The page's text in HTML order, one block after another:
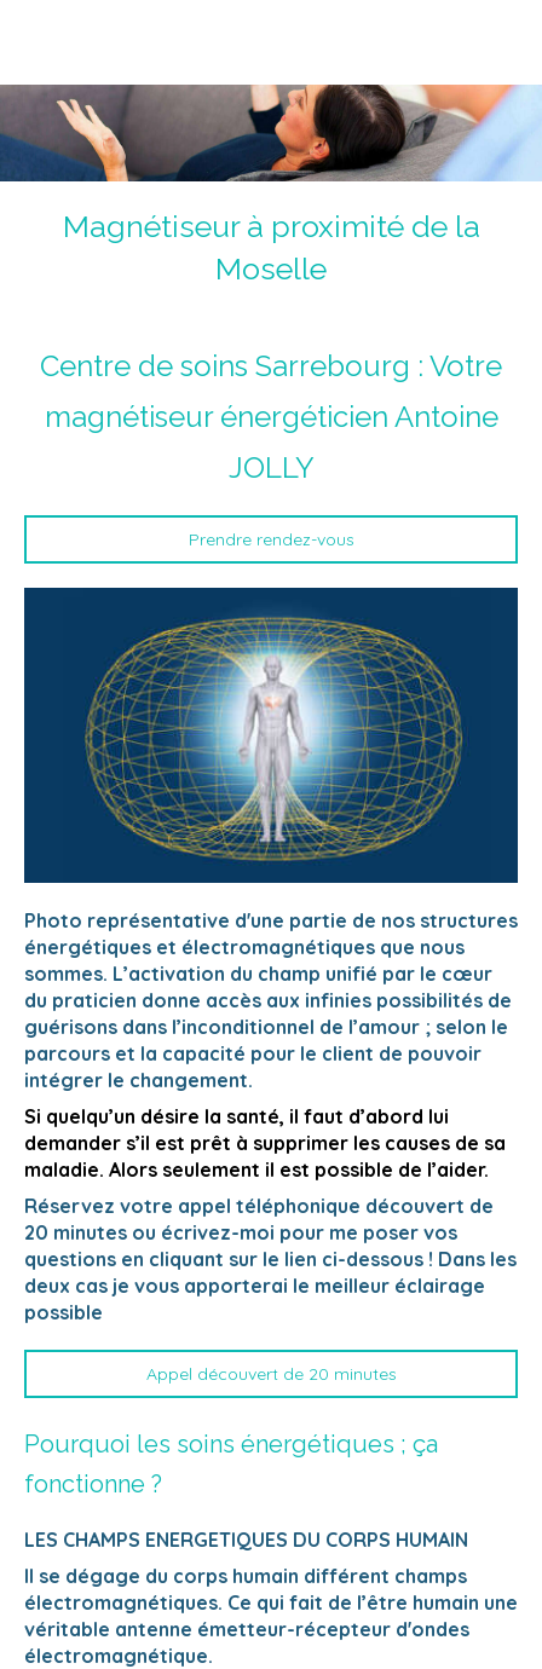
Magnétiseur à proximité de la
Moselle
Centre de soins Sarrebourg : Votre
magnétiseur énergéticien Antoine
JOLLY
Prendre rendez-vous
Photo représentative d'une partie de nos structures
énergétiques et électromagnétiques que nous
sommes. L’activation du champ unifié par le cœur
du praticien donne accès aux infinies possibilités de
guérisons dans l’inconditionnel de l’amour ; selon le
parcours et la capacité pour le client de pouvoir
intégrer le changement.
Si quelqu’un désire la santé, il faut d’abord lui
demander s’il est prêt à supprimer les causes de sa
maladie. Alors seulement il est possible de l’aider.
Réservez votre appel téléphonique découvert de
20 minutes ou écrivez-moi pour me poser vos
questions en cliquant sur le lien ci-dessous ! Dans les
deux cas je vous apporterai le meilleur éclairage
possible
Appel découvert de 20 minutes
Pourquoi les soins énergétiques ; ça
fonctionne ?
LES CHAMPS ENERGETIQUES DU CORPS HUMAIN
Il se dégage du corps humain différent champs
électromagnétiques. Ce qui fait de l’être humain une
véritable antenne émetteur-récepteur d'ondes
électromagnétique.